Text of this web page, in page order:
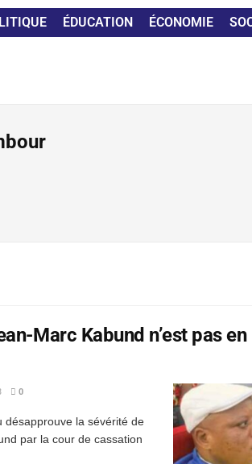
ÉDUCATION ÉCONOMIE
Marc Kabund n’est pas
0
désapprouve la sévérité de
par la cour de cassation